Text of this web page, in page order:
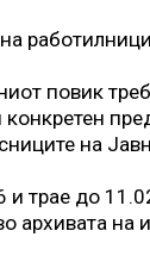
повик
конкретен
на
трае до
архивата на